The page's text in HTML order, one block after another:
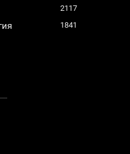
2117
1841